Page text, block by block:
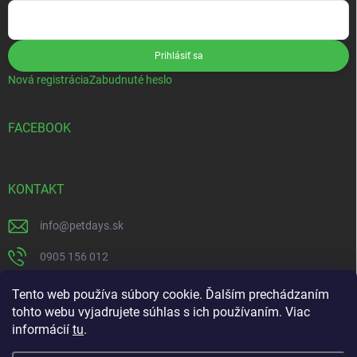
Tento web používa súbory cookie. Ďalším prechádzaním
tohto webu vyjadrujete súhlas s ich používaním. Viac
informácií tu.
Prihlásiť sa
Nová registráciaZabudnuté heslo
FACEBOOK
KONTAKT
info@petdays.sk
0905 156 012
PetDays